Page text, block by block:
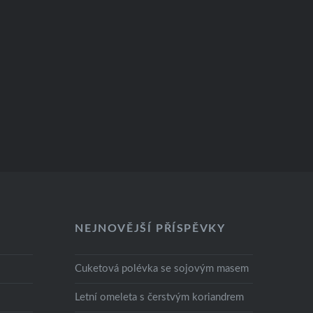
NEJNOVĚJŠÍ PŘÍSPĚVKY
Cuketová polévka se sojovým masem
Letní omeleta s čerstvým koriandrem